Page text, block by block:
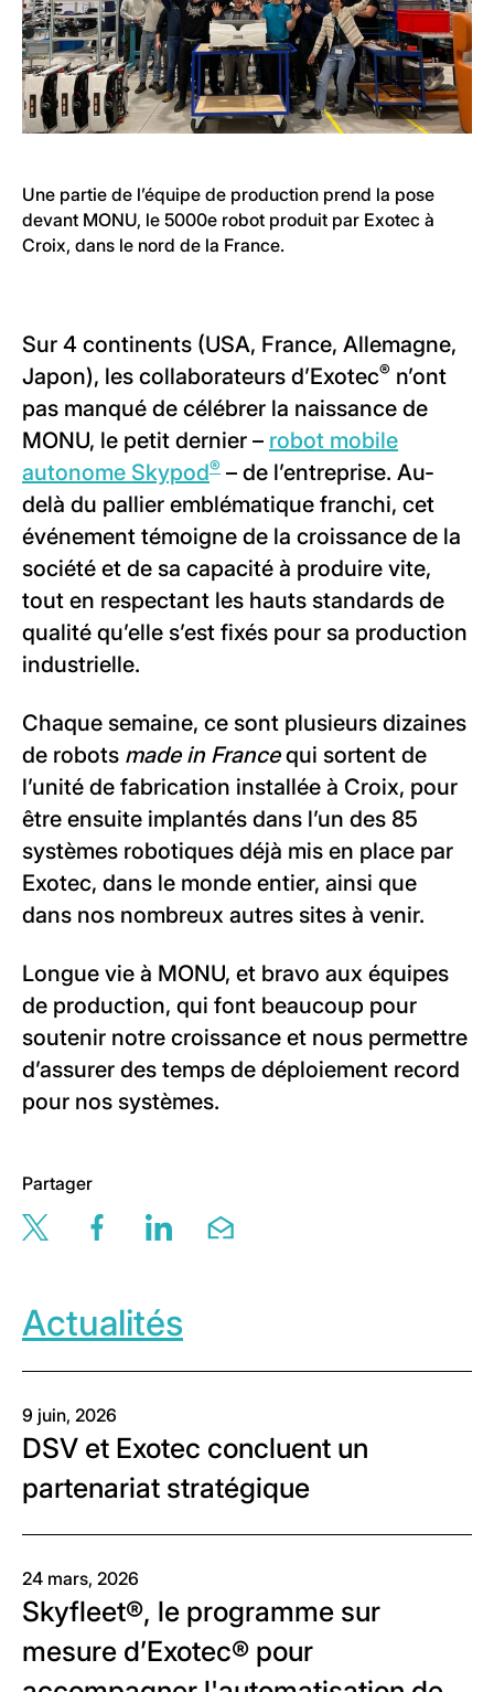
Une partie de l’équipe de production prend la pose
devant MONU, le 5000e robot produit par Exotec à
Croix, dans le nord de la France.
Sur 4 continents (USA, France, Allemagne,
Japon), les collaborateurs d’Exotec® n’ont
pas manqué de célébrer la naissance de
MONU, le petit dernier – robot mobile
autonome Skypod® – de l’entreprise. Au-
delà du pallier emblématique franchi, cet
événement témoigne de la croissance de la
société et de sa capacité à produire vite,
tout en respectant les hauts standards de
qualité qu’elle s’est fixés pour sa production
industrielle.
Chaque semaine, ce sont plusieurs dizaines
de robots made in Francequi sortent de
l’unité de fabrication installée à Croix, pour
être ensuite implantés dans l’un des 85
systèmes robotiques déjà mis en place par
Exotec, dans le monde entier, ainsi que
dans nos nombreux autres sites à venir.
Longue vie à MONU, et bravo aux équipes
de production, qui font beaucoup pour
soutenir notre croissance et nous permettre
d’assurer des temps de déploiement record
pour nos systèmes.
Partager
Share this page via twitter
Share this page via facebook
Share this page via linkedin
Share this page via email
Actualités
9 juin, 2026
DSV et Exotec concluent un
partenariat stratégique
24 mars, 2026
Skyfleet®, le programme sur
mesure d’Exotec® pour